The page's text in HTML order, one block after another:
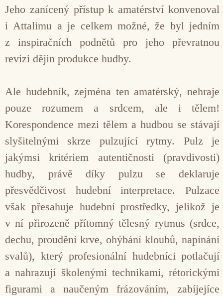
Jeho zanícený přístup k amatérství konvenoval
i Attalimu a je celkem možné, že byl jedním
z inspiračních podnětů pro jeho převratnou
revizi dějin produkce hudby.
Ale hudebník, zejména ten amatérský, nehraje
pouze rozumem a srdcem, ale i tělem!
Korespondence mezi tělem a hudbou se stávají
slyšitelnými skrze pulzující rytmy. Pulz je
jakýmsi kritériem autentičnosti (pravdivosti)
hudby, právě díky pulzu se deklaruje
přesvědčivost hudební interpretace. Pulzace
však přesahuje hudební prostředky, jelikož je
v ní přirozeně přítomný tělesný rytmus (srdce,
dechu, proudění krve, ohýbání kloubů, napínání
svalů), který profesionální hudebníci potlačují
a nahrazují školenými technikami, rétorickými
figurami a naučeným frázováním, zabíjejíce